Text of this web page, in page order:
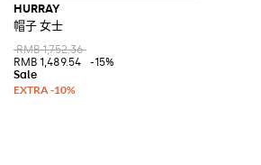
HURRAY
帽子 女士
RMB 1,752.36
RMB 1,489.54
-15%